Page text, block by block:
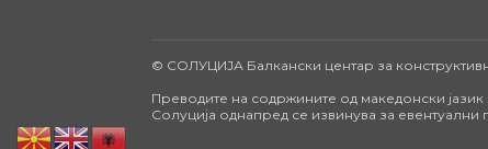
© СОЛУЦИЈА Балкански центар за
Преводите на содржините од македонски јазик
Солуција однапред се извинува за